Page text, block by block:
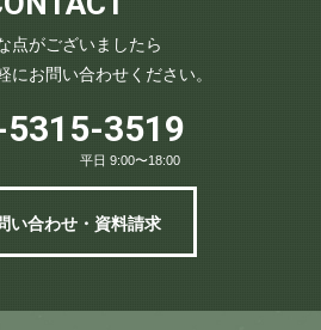
点がございましたら
にお問い合わせください。
3519
平日 9:00〜18:00
い合わせ・資料請求